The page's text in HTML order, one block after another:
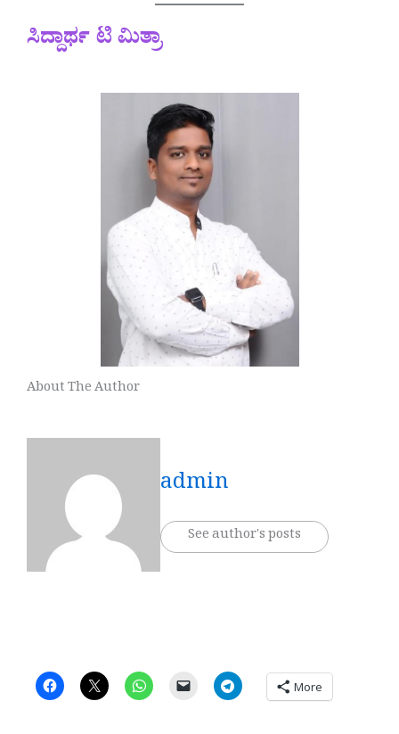
ಸಿದ್ದಾರ್ಥ ಟಿ ಮಿತ್ರಾ
About The Author
admin
See author's posts
More